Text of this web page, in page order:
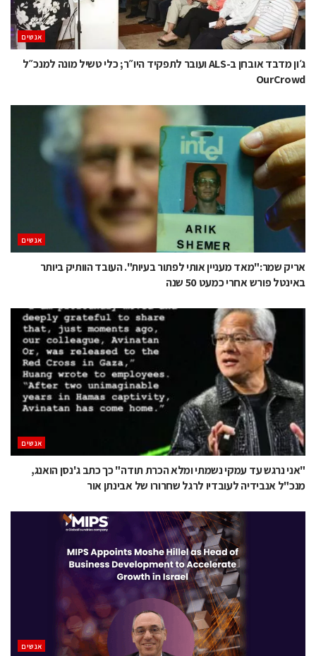
אנשים
ג׳ון מדבד אובחן ב-ALS ועובר לתפקיד היו״ר; כלי טשיל מונה למנכ״ל
OurCrowd
אנשים
אריק שמר:"מאד מעניין אותי לפתור בעיות". העובד הוותיק ביותר
באינטל פורש אחרי כמעט 50 שנה
אנשים
"אני נרגש עד עמקי נשמתי ומלא הכרת תודה" כך כתב ג'נסן הואנג,
מנכ"ל אנבידיה לעובדיו לרגל שחרורו של אבינתן אור
אנשים